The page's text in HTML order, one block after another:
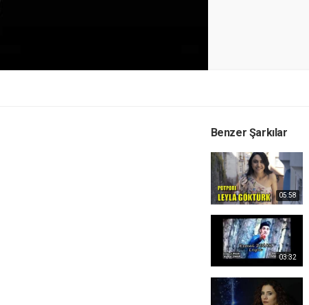
Benzer Şarkılar
05:58
03:32